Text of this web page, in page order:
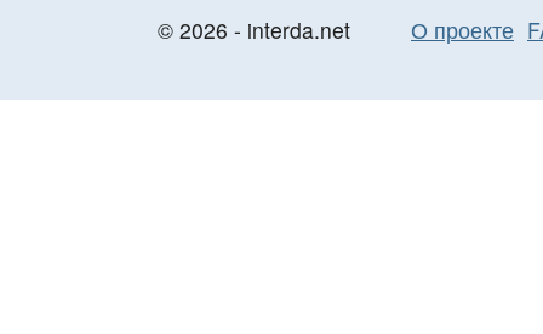
© 2026 - interda.net О проекте